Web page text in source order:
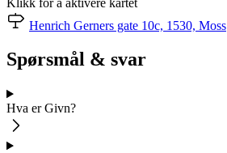
Henrich Gerners gate 10c, 1530, Moss
Spørsmål & svar
Hva er Givn?